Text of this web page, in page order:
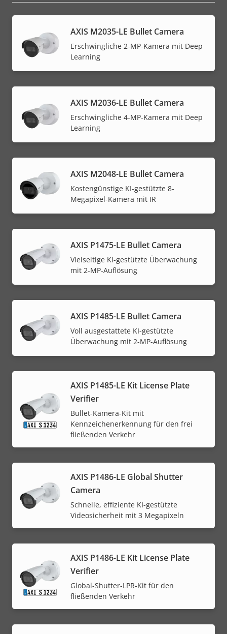
AXIS M2035-LE Bullet Camera
Erschwingliche 2-MP-Kamera mit Deep
Learning
AXIS M2036-LE Bullet Camera
Erschwingliche 4-MP-Kamera mit Deep
Learning
AXIS M2048-LE Bullet Camera
Kostengünstige KI-gestützte 8-
Megapixel-Kamera mit IR
AXIS P1475-LE Bullet Camera
Vielseitige KI-gestützte Überwachung
mit 2-MP-Auflösung
AXIS P1485-LE Bullet Camera
Voll ausgestattete KI-gestützte
Überwachung mit 2-MP-Auflösung
AXIS P1485-LE Kit License Plate
Verifier
Bullet-Kamera-Kit mit
Kennzeichenerkennung für den frei
fließenden Verkehr
AXIS P1486-LE Global Shutter
Camera
Schnelle, effiziente KI-gestützte
Videosicherheit mit 3 Megapixeln
AXIS P1486-LE Kit License Plate
Verifier
Global-Shutter-LPR-Kit für den
fließenden Verkehr